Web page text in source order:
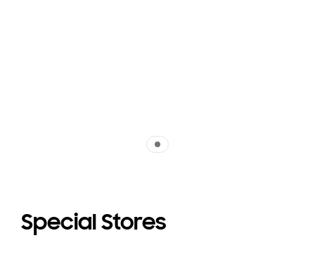
Special Stores